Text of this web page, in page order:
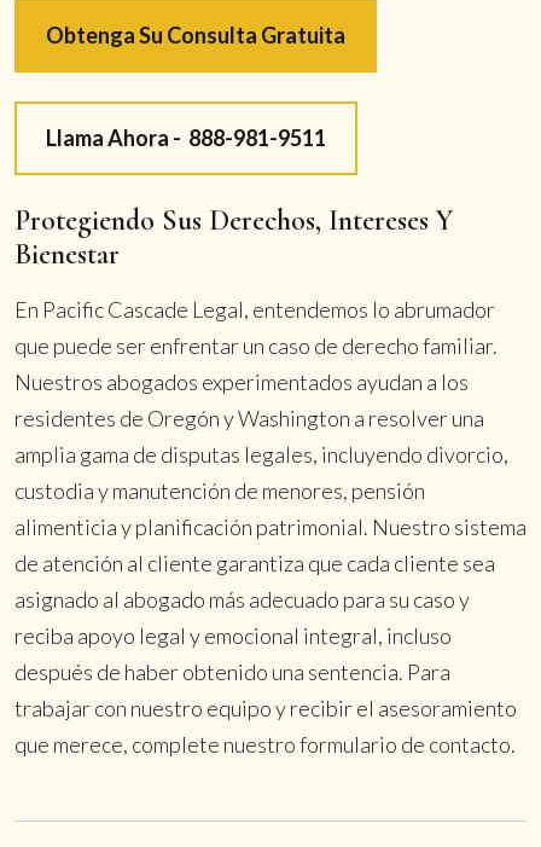
Obtenga Su Consulta Gratuita
Llama Ahora - 888-981-9511
Protegiendo Sus Derechos, Intereses Y
Bienestar
En Pacific Cascade Legal, entendemos lo abrumador
que puede ser enfrentar un caso de derecho familiar.
Nuestros abogados experimentados ayudan a los
residentes de Oregón y Washington a resolver una
amplia gama de disputas legales, incluyendo divorcio,
custodia y manutención de menores, pensión
alimenticia y planificación patrimonial. Nuestro sistema
de atención al cliente garantiza que cada cliente sea
asignado al abogado más adecuado para su caso y
reciba apoyo legal y emocional integral, incluso
después de haber obtenido una sentencia. Para
trabajar con nuestro equipo y recibir el asesoramiento
que merece, complete nuestro formulario de contacto.